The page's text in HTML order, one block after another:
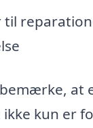
til
at
kun er